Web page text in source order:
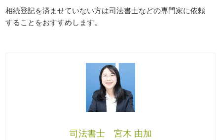
相続登記を済ませていない方は司法書士などの専門家に依頼
することをおすすめします。
司法書士 宮木 由加